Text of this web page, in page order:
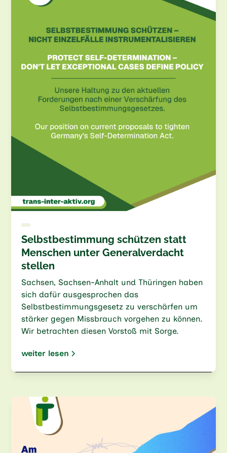
Selbstbestimmung schützen statt
Menschen unter Generalverdacht
stellen
Sachsen, Sachsen-Anhalt und Thüringen haben
sich dafür ausgesprochen das
Selbstbestimmungsgesetz zu verschärfen um
stärker gegen Missbrauch vorgehen zu können.
Wir betrachten diesen Vorstoß mit Sorge.
weiter lesen